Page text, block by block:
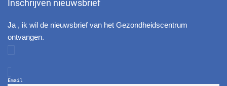
Inschrijven nieuwsbrief
Ja , ik wil de nieuwsbrief van het Gezondheidscentrum
ontvangen.
Email